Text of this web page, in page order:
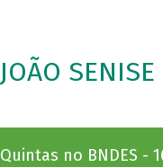
JOÃO
Quintas no BNDES -